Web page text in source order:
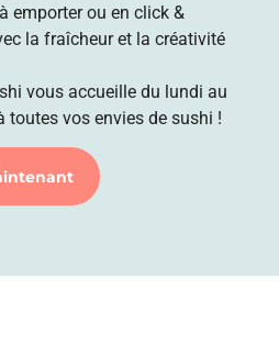
emporter ou en click &
la fraîcheur et la créativité
vous accueille du lundi au
toutes vos envies de sushi !